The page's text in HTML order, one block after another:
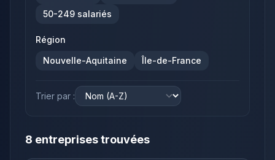
50-249 salariés
Région
Nouvelle-Aquitaine
Île-de-France
Trier par :
8 entreprisestrouvées